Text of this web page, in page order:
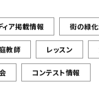
ィア掲載情報 街の緑
教師 レッスン
コンテスト情報